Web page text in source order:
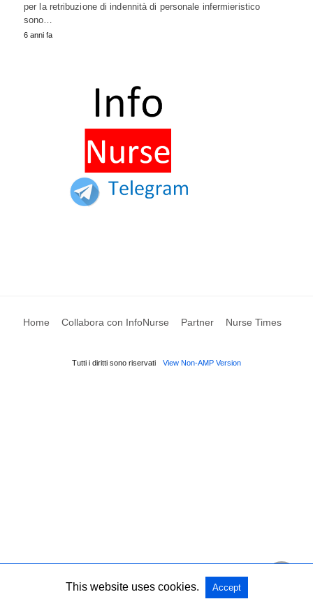
per la retribuzione di indennità di personale infermieristico
sono…
6 anni fa
Home Collabora con InfoNurse Partner Nurse Times
Tutti i diritti sono riservati View Non-AMP Version
This website uses cookies. Accept